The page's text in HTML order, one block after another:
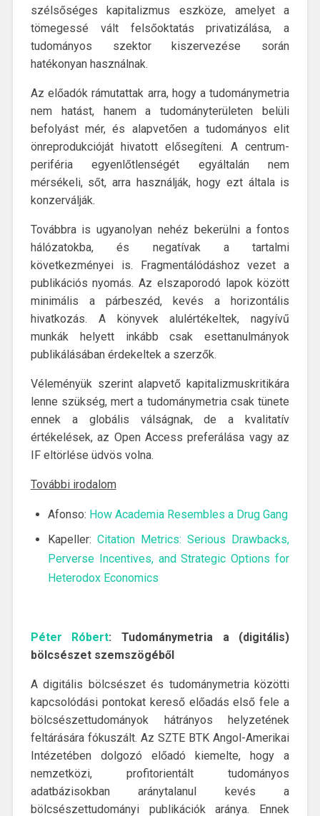
szélsőséges kapitalizmus eszköze, amelyet a
tömegessé vált felsőoktatás privatizálása, a
tudományos szektor kiszervezése során
hatékonyan használnak.
Az előadók rámutattak arra, hogy a tudománymetria
nem hatást, hanem a tudományterületen belüli
befolyást mér, és alapvetően a tudományos elit
önreprodukcióját hivatott elősegíteni. A centrum-
periféria egyenlőtlenségét egyáltalán nem
mérsékeli, sőt, arra használják, hogy ezt általa is
konzerválják.
Továbbra is ugyanolyan nehéz bekerülni a fontos
hálózatokba, és negatívak a tartalmi
következményei is. Fragmentálódáshoz vezet a
publikációs nyomás. Az elszaporodó lapok között
minimális a párbeszéd, kevés a horizontális
hivatkozás. A könyvek alulértékeltek, nagyívű
munkák helyett inkább csak esettanulmányok
publikálásában érdekeltek a szerzők.
Véleményük szerint alapvető kapitalizmuskritikára
lenne szükség, mert a tudománymetria csak tünete
ennek a globális válságnak, de a kvalitatív
értékelések, az Open Access preferálása vagy az
IF eltörlése üdvös volna.
További irodalom
Afonso: How Academia Resembles a Drug Gang
Kapeller: Citation Metrics: Serious Drawbacks,
Perverse Incentives, and Strategic Options for
Heterodox Economics
Péter Róbert: Tudománymetria a (digitális)
bölcsészet szemszögéből
A digitális bölcsészet és tudománymetria közötti
kapcsolódási pontokat kereső előadás első fele a
bölcsészettudományok hátrányos helyzetének
feltárására fókuszált. Az SZTE BTK Angol-Amerikai
Intézetében dolgozó előadó kiemelte, hogy a
nemzetközi, profitorientált tudományos
adatbázisokban aránytalanul kevés a
bölcsészettudományi publikációk aránya. Ennek